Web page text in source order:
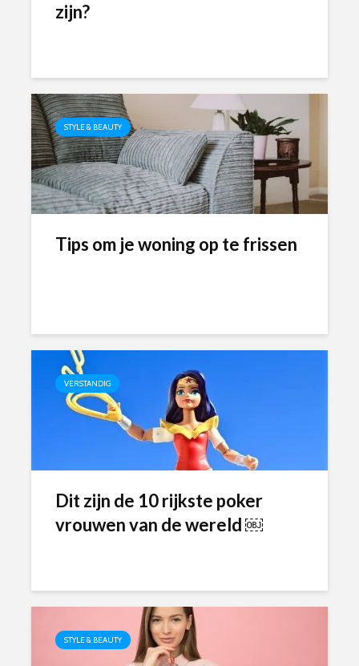
zijn?
STYLE & BEAUTY
Tips om je woning op te frissen
VERSTANDIG
Dit zijn de 10 rijkste poker
vrouwen van de wereld ￼
STYLE & BEAUTY